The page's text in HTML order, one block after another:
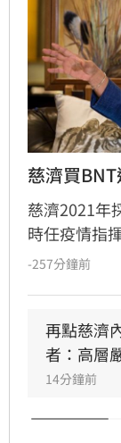
慈濟買
慈濟2021年
時任疫情指
早就苦口婆
為，慈濟
苗確實不
洗記憶的手
銘2023年
較符合當初
-257分鐘前
再點慈濟
者：高層
14分鐘前